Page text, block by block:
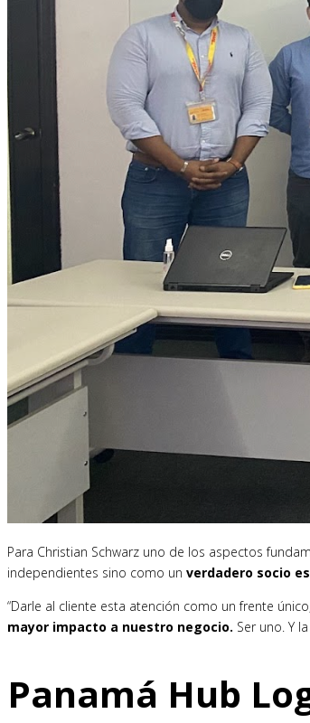
Para Christian Schwarz uno de los aspectos
independientes sino como un verdadero socio
“Darle al cliente esta atención como un frente
mayor impacto a nuestro negocio. Ser uno. Y
Panamá Hub